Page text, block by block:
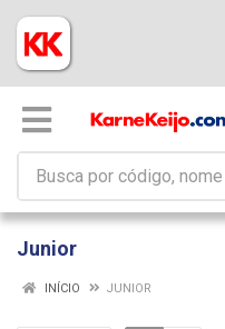
Junior
INÍCIO JUNIOR